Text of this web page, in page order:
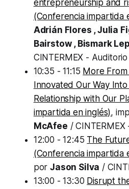
entrepreneurship and
(Conferencia impartida
Adrián Flores , Julia
Bairstow , Bismark
CINTERMEX - Auditorio
10:35 - 11:15 More
Innovated Our Way
Relationship with Our
impartida en inglés),
McAfee /
12:00 - 12:45 The
(Conferencia impartida
porJason Silva /
13:00 - 13:30 Disrupt